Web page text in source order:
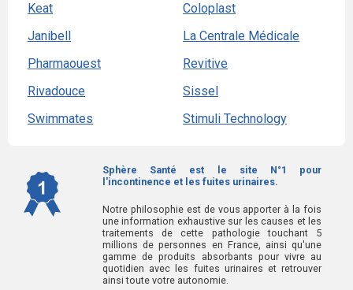
Keat
Coloplast
Janibell
La Centrale Médicale
Pharmaouest
Revitive
Rivadouce
Sissel
Swimmates
Stimuli Technology
Sphère Santé est le site N°1 pour
l'incontinence et les fuites urinaires.
Notre philosophie est de vous apporter à la fois
une information exhaustive sur les causes et les
traitements de cette pathologie touchant 5
millions de personnes en France, ainsi qu'une
gamme de produits absorbants pour vivre au
quotidien avec les fuites urinaires et retrouver
ainsi toute votre autonomie.